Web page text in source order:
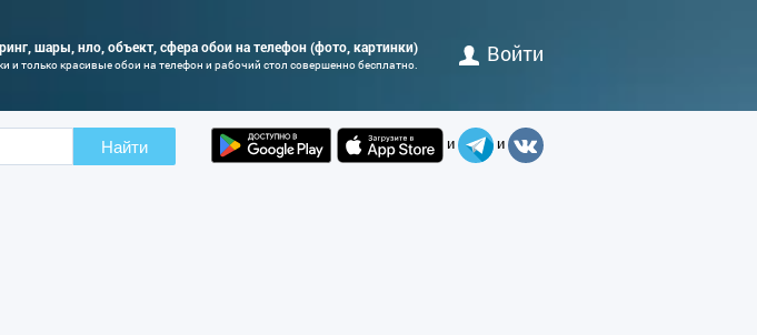
шары, нло, объект, сфера обои на телефон (фото, картинки)
и только красивые обои на телефон и рабочий стол совершенно бесплатно. Войти
Найти и и